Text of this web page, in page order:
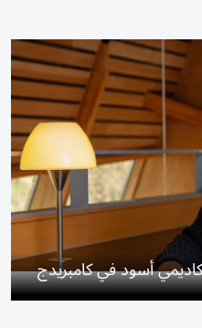
أسود في كامبريدج